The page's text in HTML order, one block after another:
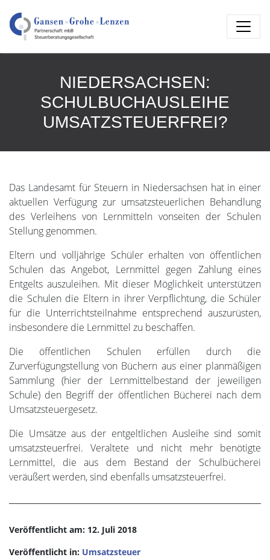
NIEDERSACHSEN:
SCHULBUCHAUSLEIHE
UMSATZSTEUERFREI?
Das Landesamt für Steuern in Niedersachsen hat in einer
aktuellen Verfügung zur umsatzsteuerlichen Behandlung
des Verleihens von Lernmitteln vonseiten der Schulen
Stellung genommen.
Eltern und volljährige Schüler erhalten von öffentlichen
Schulen das Angebot, Lernmittel gegen Zahlung eines
Entgelts auszuleihen. Mit dieser Möglichkeit unterstützen
die Schulen die Eltern in ihrer Verpflichtung, die Schüler
für die Unterrichtsteilnahme entsprechend auszurüsten,
insbesondere die Lernmittel zu beschaffen.
Die öffentlichen Schulen erfüllen durch die
Zurverfügungstellung von Büchern aus einer planmäßigen
Sammlung (hier der Lernmittelbestand der jeweiligen
Schule) den Begriff der öffentlichen Bücherei nach dem
Umsatzsteuergesetz.
Die Umsätze aus der entgeltlichen Ausleihe sind somit
umsatzsteuerfrei. Veraltete und nicht mehr benötigte
Lernmittel, die aus dem Bestand der Schulbücherei
veräußert werden, sind ebenfalls umsatzsteuerfrei.
Veröffentlicht am: 12. Juli 2018
Veröffentlicht in: Umsatzsteuer